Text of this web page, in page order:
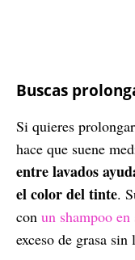
Buscas
Si quieres
hace que suene
entre lavados
el color del tinte.
con un shampoo en
exceso de grasa